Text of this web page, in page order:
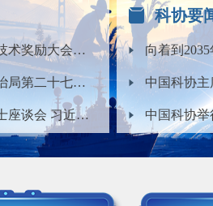
习近平：在国家科学技术奖励大会、两院院士大会、...
习近平在中共中央政治局第二十七次集体学习时强调...
中共中央召开党外人士座谈会 习近平主持并发表重...
科协要